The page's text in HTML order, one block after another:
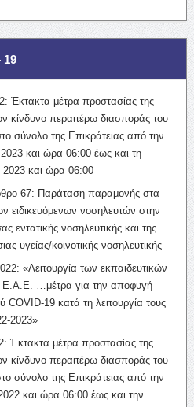
19
Έκτακτα μέτρα προστασίας της
κίνδυνο περαιτέρω διασποράς του
σύνολο της Επικράτειας από την
και ώρα 06:00 έως και τη
2023 και ώρα 06:00
67: Παράταση παραμονής στα
ειδικευόμενων νοσηλευτών στην
εντατικής νοσηλευτικής και της
υγείας/κοινοτικής νοσηλευτικής
«Λειτουργία των εκπαιδευτικών
…μέτρα για την αποφυγή
COVID-19 κατά τη λειτουργία τους
2023»
Έκτακτα μέτρα προστασίας της
κίνδυνο περαιτέρω διασποράς του
σύνολο της Επικράτειας από την
και ώρα 06:00 έως και την